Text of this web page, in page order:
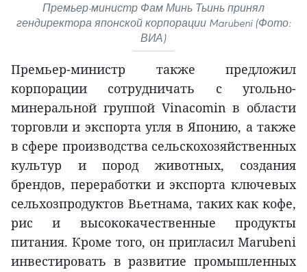
Премьер-министр Фам Минь Тьинь принял
гендиректора японской корпорации Marubeni (Фото:
ВИА)
Премьер-министр также предложил
корпорации сотрудничать с угольно-
минеральной группой Vinacomin в области
торговли и экспорта угля в Японию, а также
в сфере производства сельскохозяйственных
культур и пород животных, создания
брендов, переработки и экспорта ключевых
сельхозпродуктов Вьетнама, таких как кофе,
рис и высококачественные продукты
питания. Кроме того, он пригласил Marubeni
инвестировать в развитие промышленных